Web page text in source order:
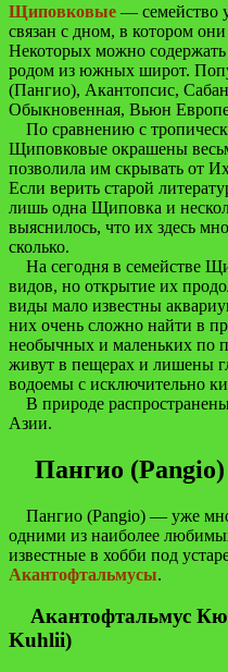
Щиповковые — семейство
связан с дном, в котором
Некоторых можно
родом из южных широт.
(Пангио), Акантопсис,
Обыкновенная, Вьюн
По сравнению с
Щиповковые окрашены
позволила им скрывать от
Если верить старой
лишь одна Щиповка и
выяснилось, что их здесь
сколько.
На сегодня в семействе
видов, но открытие их
виды мало известны
них очень сложно найти в
необычных и маленьких по
живут в пещерах и лишены
водоемы с исключительно
В природе
Азии.
Пангио (Pangio)
Пангио (Pangio) — уже
одними из наиболее
известные в хобби под
Акантофтальмусы.
Акантофтальмус
Kuhlii)